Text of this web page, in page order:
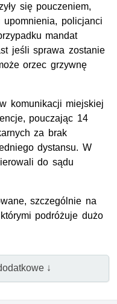
się pouczeniem,
upomnienia, policjanci
mandat
jeśli sprawa zostanie
orzec grzywnę
komunikacji miejskiej
pouczając 14
za brak
dystansu. W
do sądu
szczególnie na
podróżuje dużo
↓